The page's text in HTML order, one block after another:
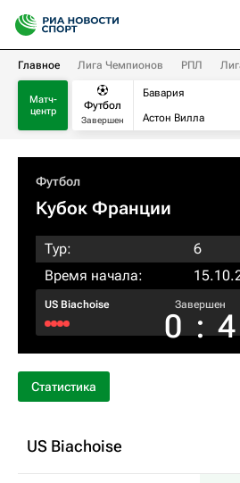
Главное Лига Чемпионов РПЛ
Матч-
центр
Футбол
Завершен
Бавария
Астон Вилла
Футбол
Кубок Франции
Тур:
6
Время начала:
US Biachoise Завершен
0 : 4
Статистика
US Biachoise